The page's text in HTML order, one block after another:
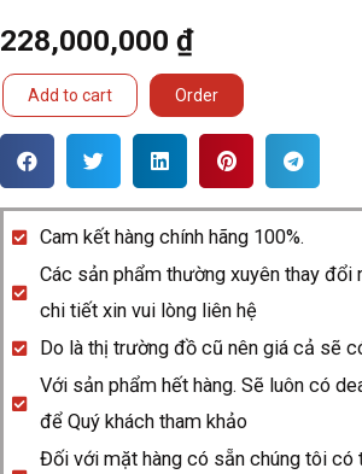
228,000,000 ₫
Breitling
Automatic
Dial
Trắng
Vàng
quantity
Add to cart Order
Cam kết hàng chính hãng 100%.
Các sản phẩm thường xuyên thay đổi
chi tiết xin vui lòng liên hệ
Do là thị trường đồ cũ nên giá cả sẽ
Với sản phẩm hết hàng. Sẽ luôn có
để Quý khách tham khảo
Đối với mặt hàng có sẵn chúng tôi có